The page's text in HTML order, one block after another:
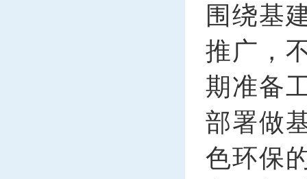
围绕基
推广，
期准备
部署做
色环保